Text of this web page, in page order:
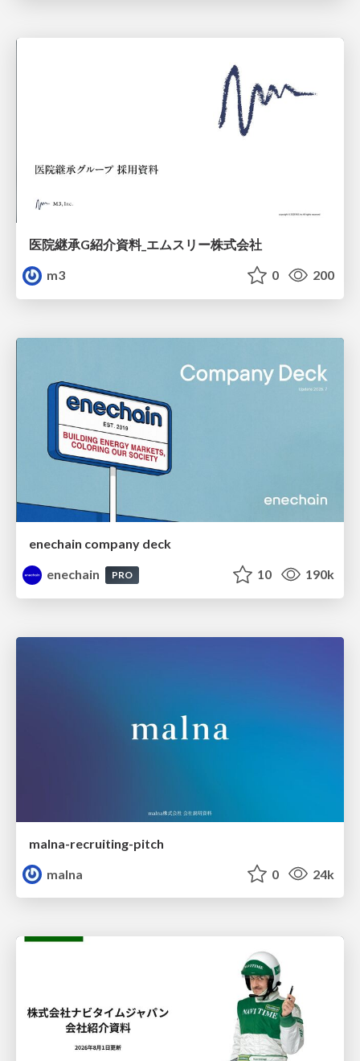
医院継承G紹介資料_エムスリー株式会社
m3
0 200
enechain company deck
enechain
PRO 10 190k
malna-recruiting-pitch
malna
0 24k